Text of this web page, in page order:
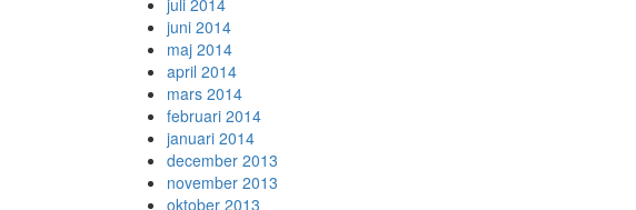
juli 2014
juni 2014
maj 2014
april 2014
mars 2014
februari 2014
januari 2014
december 2013
november 2013
oktober 2013